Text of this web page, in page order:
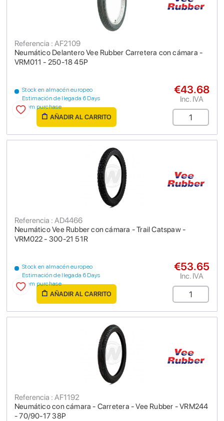
Neumático Delantero Vee Rubber Carretera con cámara -
VRM011 - 250-18 45P
Referencia : AF2109
Stock en almacén europeo
Estimación de llegada 6 Days
from purchase
€43.68
Inc. IVA
AÑADIR AL CARRITO
Neumático Vee Rubber con cámara - Trail Catspaw -
VRM022 - 300-21 51R
Referencia : AD4466
Stock en almacén europeo
Estimación de llegada 6 Days
from purchase
€53.65
Inc. IVA
AÑADIR AL CARRITO
Neumático con cámara - Carretera - Vee Rubber - VRM244
- 70/90-17 38P
Referencia : AF1192